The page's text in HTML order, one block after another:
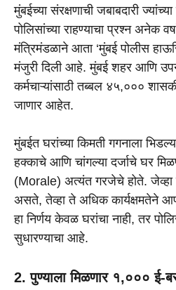
मुंबईच्या संरक्षणाची जबाबदारी
पोलिसांच्या राहण्याचा प्रश्न अनेक
मंत्रिमंडळाने आता ‘मुंबई पोलीस
मंजुरी दिली आहे. मुंबई शहर आणि
कर्मचाऱ्यांसाठी तब्बल ४५,०००
जाणार आहेत.
मुंबईत घरांच्या किमती गगनाला
हक्काचे आणि चांगल्या दर्जाचे घर
(Morale) अत्यंत गरजेचे होते. जेव्हा
असते, तेव्हा ते अधिक कार्यक्षमतेने
हा निर्णय केवळ घरांचा नाही, तर
सुधारण्याचा आहे.
2. पुण्याला मिळणार १,००० ई-